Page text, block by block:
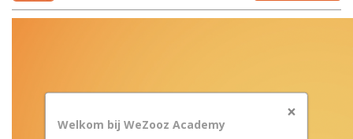
×
Welkom bij WeZooz Academy